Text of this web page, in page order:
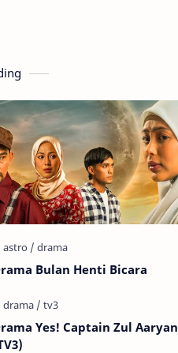
Bulan Henti Bicara
Yes! Captain Zul Aaryan